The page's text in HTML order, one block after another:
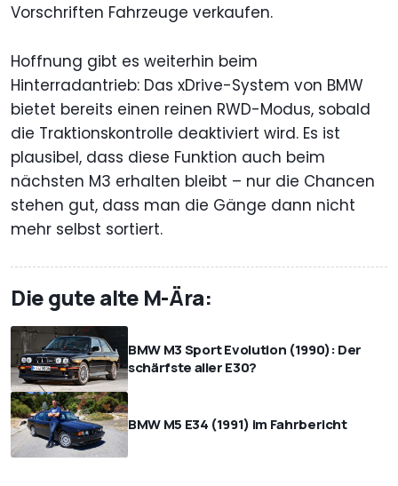
Vorschriften Fahrzeuge verkaufen.
Hoffnung gibt es weiterhin beim
Hinterradantrieb: Das xDrive-System von BMW
bietet bereits einen reinen RWD-Modus, sobald
die Traktionskontrolle deaktiviert wird. Es ist
plausibel, dass diese Funktion auch beim
nächsten M3 erhalten bleibt – nur die Chancen
stehen gut, dass man die Gänge dann nicht
mehr selbst sortiert.
Die gute alte M-Ära:
BMW M3 Sport Evolution (1990): Der
schärfste aller E30?
BMW M5 E34 (1991) im Fahrbericht